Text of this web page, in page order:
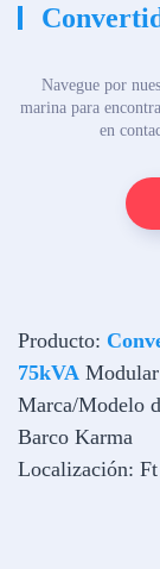
Navegue por
marina para
en
Producto:
75kVA
Marca/Modelo
Barco Karma
Localización: